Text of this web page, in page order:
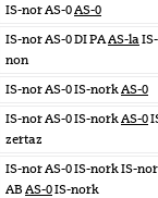
IS-nor AS-0AS-0
IS-nor AS-0 DI PAAS-laIS-
non
IS-nor AS-0 IS-norkAS-0
IS-nor AS-0 IS-norkAS-0
zertaz
IS-nor AS-0 IS-nork IS-nor
AB AS-0IS-nork